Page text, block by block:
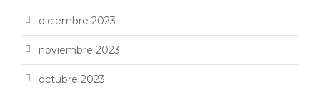
diciembre 2023
noviembre 2023
octubre 2023